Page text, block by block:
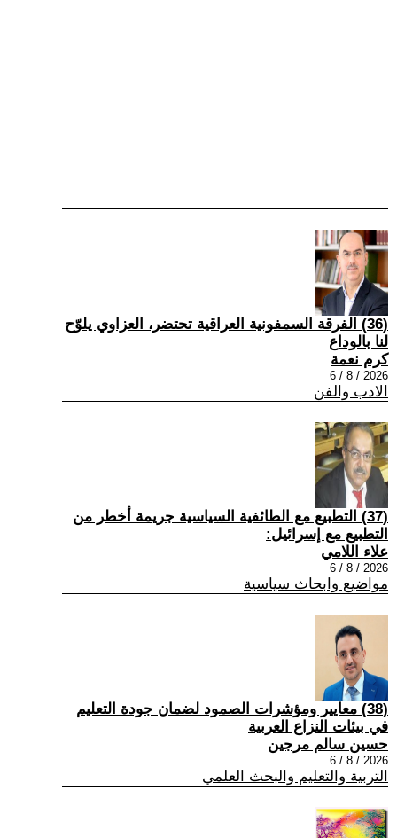
(36) الفرقة السمفونية العراقية تحتضر، العزاوي يلوّح
لنا بالوداع
كرم نعمة
2026 / 8 / 6
الادب والفن
(37) التطبيع مع الطائفية السياسية جريمة أخطر من
التطبيع مع إسرائيل:
علاء اللامي
2026 / 8 / 6
مواضيع وابحاث سياسية
(38) معايير ومؤشرات الصمود لضمان جودة التعليم
في بيئات النزاع العربية
حسين سالم مرجين
2026 / 8 / 6
التربية والتعليم والبحث العلمي